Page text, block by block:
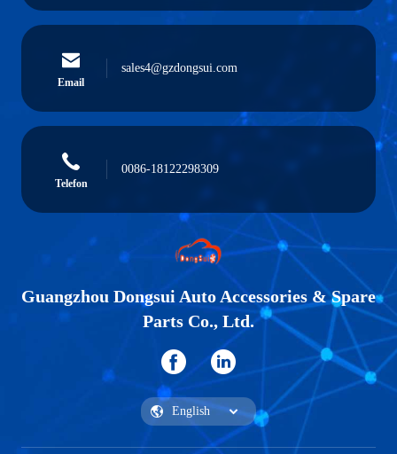
Email
sales4@gzdongsui.com
Telefon
0086-18122298309
Guangzhou Dongsui Auto Accessories & Spare
Parts Co., Ltd.